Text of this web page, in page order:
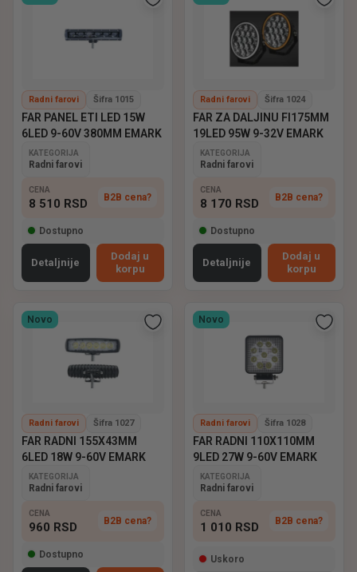
Radni farovi Šifra 1015
FAR PANEL ETI LED 15W
6LED 9-60V 380MM EMARK
KATEGORIJA
Radni farovi
CENA
8 510 RSD B2B cena?
Dostupno
Detaljnije
Dodaj u
korpu
Radni farovi Šifra 1024
FAR ZA DALJINU FI175MM
19LED 95W 9-32V EMARK
KATEGORIJA
Radni farovi
CENA
8 170 RSD B2B cena?
Dostupno
Detaljnije
Dodaj u
korpu
Novo
Radni farovi Šifra 1027
FAR RADNI 155X43MM
6LED 18W 9-60V EMARK
KATEGORIJA
Radni farovi
CENA
960 RSD B2B cena?
Dostupno
Novo
Radni farovi Šifra 1028
FAR RADNI 110X110MM
9LED 27W 9-60V EMARK
KATEGORIJA
Radni farovi
CENA
1 010 RSD B2B cena?
Uskoro